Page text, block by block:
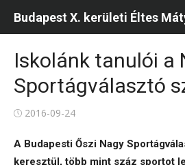
Iskolánk tanulói a
Sportágválasztó
Posted
2016-09-24
A Budapesti Őszi Nagy
keresztül, több mint száz sportot